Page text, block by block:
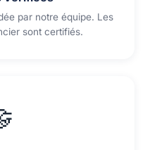
par notre équipe. Les
sont certifiés.